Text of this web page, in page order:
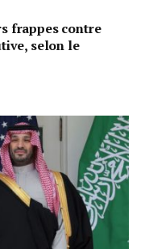
frappes contre
selon le